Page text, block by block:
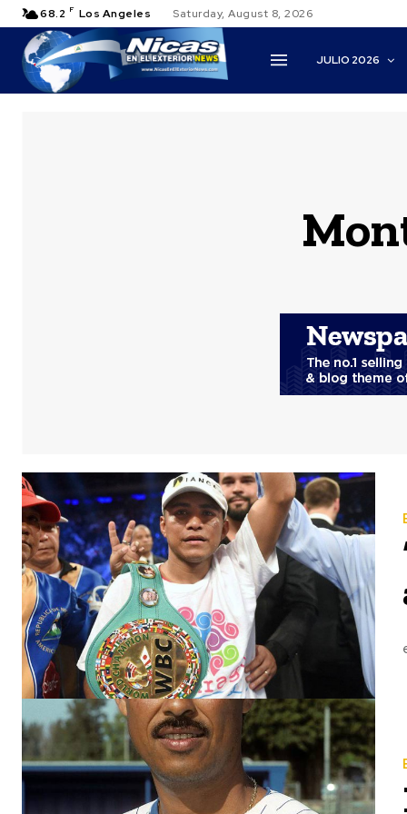
68.2 F Los Angeles Saturday, August 8, 2026
JULIO 2026